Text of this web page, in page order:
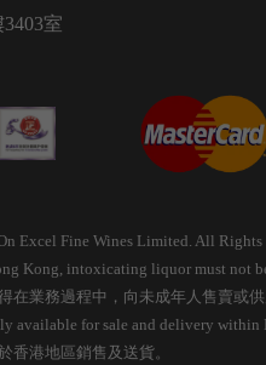
室
Excel Fine Wines Limited. All Rights
Kong, intoxicating liquor must not
在業務過程中，向未成年人售賣或
available for sale and delivery within
香港地區銷售及送貨。